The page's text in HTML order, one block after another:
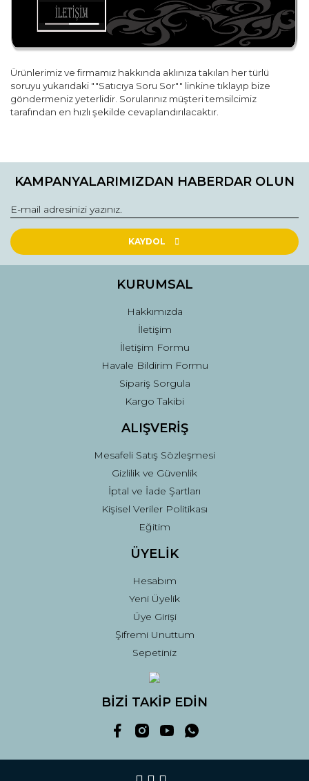
Ürünlerimiz ve firmamız hakkında aklınıza takılan her türlü
soruyu yukarıdaki ""Satıcıya Soru Sor"" linkine tıklayıp bize
göndermeniz yeterlidir. Sorularınız müşteri temsilcimiz
tarafından en hızlı şekilde cevaplandırılacaktır.
konularda yetersiz gördüğünüz noktaları öneri formunu
Görüş ve önerileriniz için teşekkür ederiz.
Ürün resmi kalitesiz, bozuk veya görüntülenemiyor.
Ürün açıklamasında eksik bilgiler bulunuyor.
Ürün fiyatı diğer sitelerden daha pahalı.
Gönder
KAMPANYALARIMIZDAN HABERDAR OLUN
KAYDOL
KURUMSAL
Hakkımızda
İletişim
İletişim Formu
Havale Bildirim Formu
Sipariş Sorgula
Kargo Takibi
ALIŞVERİŞ
Mesafeli Satış Sözleşmesi
Gizlilik ve Güvenlik
İptal ve İade Şartları
Kişisel Veriler Politikası
Eğitim
ÜYELİK
Hesabım
Yeni Üyelik
Üye Girişi
Şifremi Unuttum
Sepetiniz
BİZİ TAKİP EDİN